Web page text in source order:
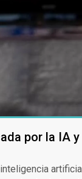
por la IA y